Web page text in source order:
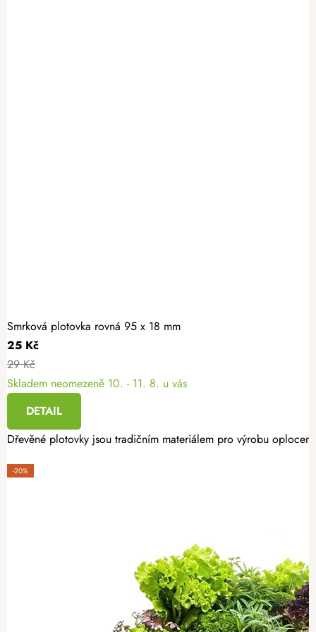
Smrková plotovka rovná 95 x 18 mm
25 Kč
29 Kč
Skladem neomezeně 10. - 11. 8. u vás
DETAIL
Dřevěné plotovky jsou tradičním materiálem pro výrobu
-20%